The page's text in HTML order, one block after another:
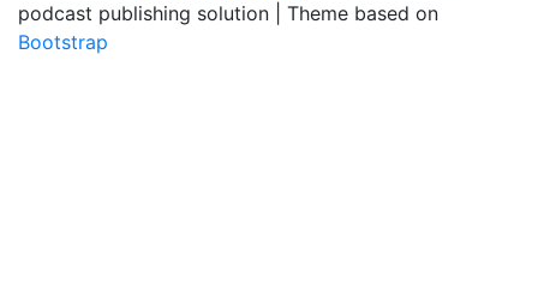
podcast publishing solution | Theme based on
Bootstrap